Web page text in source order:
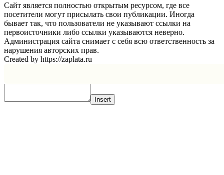
Сайт является полностью открытым ресурсом, где все
посетители могут присылать свои публикации. Иногда
бывает так, что пользователи не указывают ссылки на
первоисточники либо ссылки указываются неверно.
Администрация сайта снимает с себя всю ответственность за
нарушения авторских прав.
Created by https://zaplata.ru
Insert